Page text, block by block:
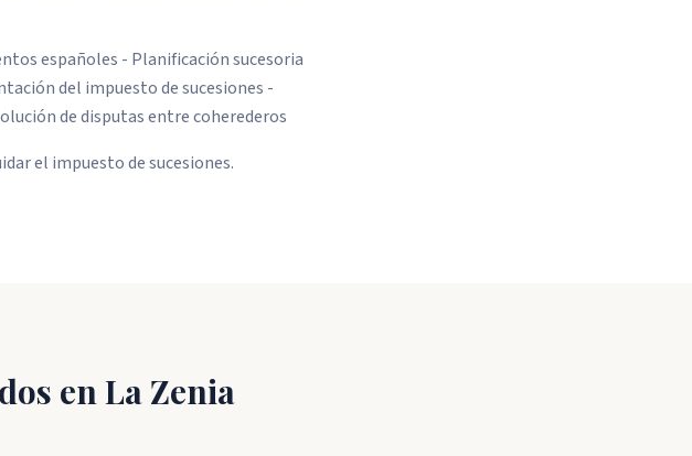
españoles - Planificación sucesoria
del impuesto de sucesiones -
de disputas entre coherederos
el impuesto de sucesiones.
en La Zenia